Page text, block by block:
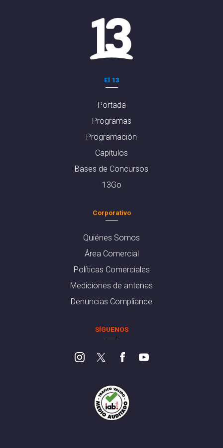
El 13
Portada
Programas
Programación
Capítulos
Bases de Concursos
13Go
Corporativo
Quiénes Somos
Área Comercial
Políticas Comerciales
Mediciones de antenas
Denuncias Compliance
SÍGUENOS